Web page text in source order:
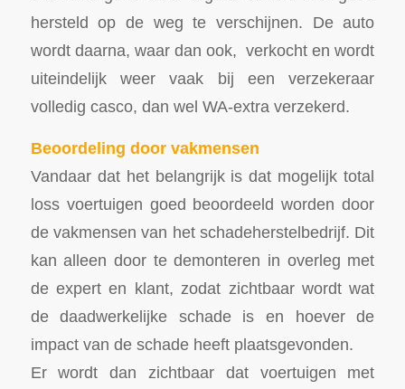
hersteld op de weg te verschijnen. De auto
wordt daarna, waar dan ook, verkocht en wordt
uiteindelijk weer vaak bij een verzekeraar
volledig casco, dan wel WA-extra verzekerd.
Beoordeling door vakmensen
Vandaar dat het belangrijk is dat mogelijk total
loss voertuigen goed beoordeeld worden door
de vakmensen van het schadeherstelbedrijf. Dit
kan alleen door te demonteren in overleg met
de expert en klant, zodat zichtbaar wordt wat
de daadwerkelijke schade is en hoever de
impact van de schade heeft plaatsgevonden.
Er wordt dan zichtbaar dat voertuigen met